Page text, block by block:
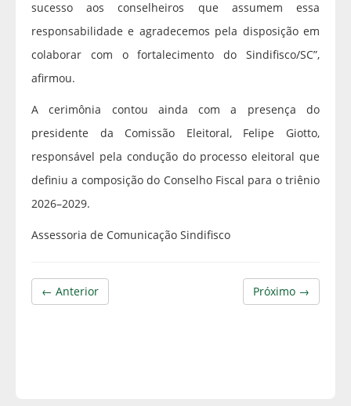
sucesso aos conselheiros que assumem essa
responsabilidade e agradecemos pela disposição em
colaborar com o fortalecimento do Sindifisco/SC”,
afirmou.
A cerimônia contou ainda com a presença do
presidente da Comissão Eleitoral, Felipe Giotto,
responsável pela condução do processo eleitoral que
definiu a composição do Conselho Fiscal para o triênio
2026–2029.
Assessoria de Comunicação Sindifisco
Próximo →
← Anterior